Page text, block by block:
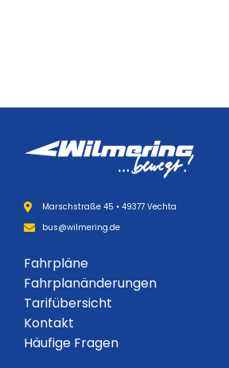
Marschstraße 45 • 49377 Vechta
bus@wilmering.de
Fahrpläne
Fahrplanänderungen
Tarifübersicht
Kontakt
Häufige Fragen